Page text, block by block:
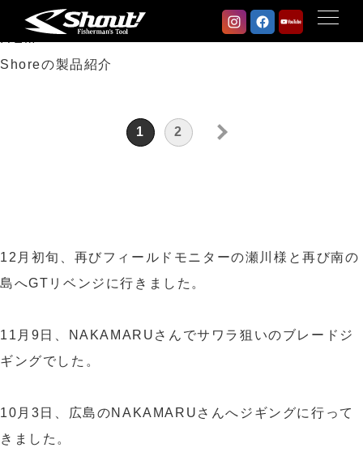
Shoreの製品紹介
1 2
»
12月初旬、再びフィールドモニターの瀬川様と再び南の
島へGTリベンジに行きました。
11月9日、NAKAMARUさんでサワラ狙いのブレードジ
ギングでした。
10月3日、広島のNAKAMARUさんへジギングに行って
きました。